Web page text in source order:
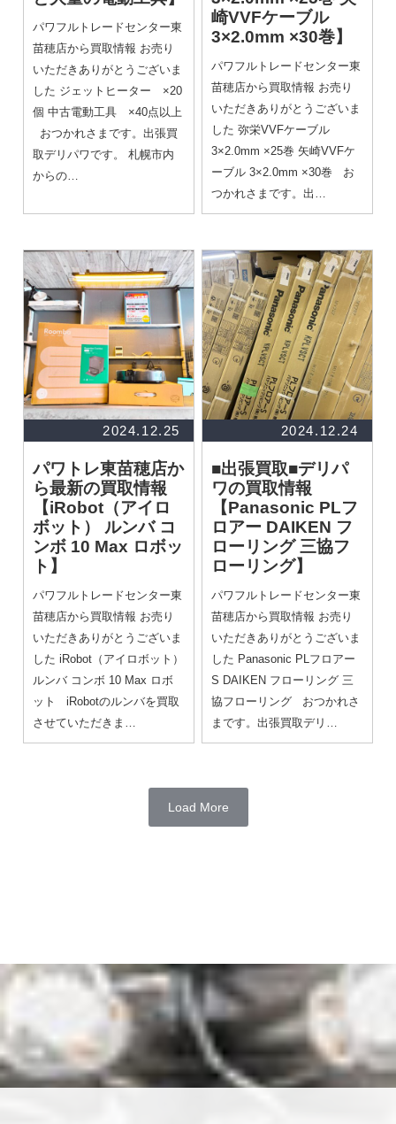
パワフルトレードセンター東
苗穂店から買取情報 お売り
いただきありがとうございま
した ジェットヒーター ×20
個 中古電動工具 ×40点以上
おつかれさまです。出張買
取デリパワです。 札幌市内
からの…
崎VVFケーブル
3×2.0mm ×30巻】
パワフルトレードセンター東
苗穂店から買取情報 お売り
いただきありがとうございま
した 弥栄VVFケーブル
3×2.0mm ×25巻 矢崎VVFケ
ーブル 3×2.0mm ×30巻 お
つかれさまです。出…
2024.12.25
パワトレ東苗穂店か
ら最新の買取情報
【iRobot（アイロ
ボット） ルンバ コ
ンボ 10 Max ロボッ
ト】
パワフルトレードセンター東
苗穂店から買取情報 お売り
いただきありがとうございま
した iRobot（アイロボット）
ルンバ コンボ 10 Max ロボ
ット iRobotのルンバを買取
させていただきま…
2024.12.24
■出張買取■デリパ
ワの買取情報
【Panasonic PLフ
ロアー DAIKEN フ
ローリング 三協フ
ローリング】
パワフルトレードセンター東
苗穂店から買取情報 お売り
いただきありがとうございま
した Panasonic PLフロアー
S DAIKEN フローリング 三
協フローリング おつかれさ
まです。出張買取デリ…
Load More